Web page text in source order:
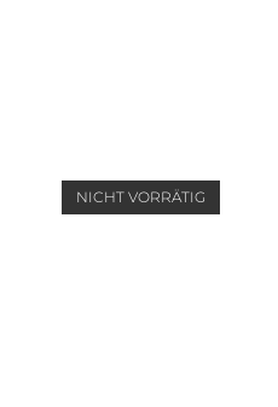
NICHT VORRÄTIG